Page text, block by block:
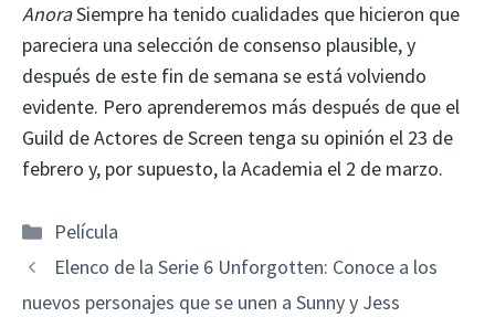
AnoraSiempre ha tenido cualidades que hicieron que
pareciera una selección de consenso plausible, y
después de este fin de semana se está volviendo
evidente. Pero aprenderemos más después de que el
Guild de Actores de Screen tenga su opinión el 23 de
febrero y, por supuesto, la Academia el 2 de marzo.
Categorías
Película
Elenco de la Serie 6 Unforgotten: Conoce a los
nuevos personajes que se unen a Sunny y Jess